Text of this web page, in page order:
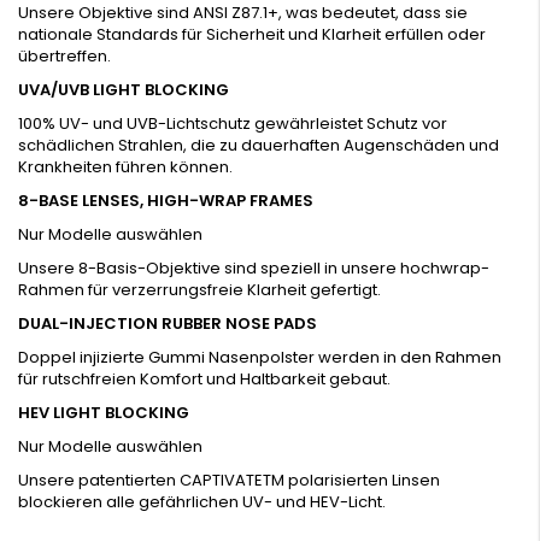
Unsere Objektive sind ANSI Z87.1+, was bedeutet, dass sie
nationale Standards für Sicherheit und Klarheit erfüllen oder
übertreffen.
UVA/UVB LIGHT BLOCKING
100% UV- und UVB-Lichtschutz gewährleistet Schutz vor
schädlichen Strahlen, die zu dauerhaften Augenschäden und
Krankheiten führen können.
8-BASE LENSES, HIGH-WRAP FRAMES
Nur Modelle auswählen
Unsere 8-Basis-Objektive sind speziell in unsere hochwrap-
Rahmen für verzerrungsfreie Klarheit gefertigt.
DUAL-INJECTION RUBBER NOSE PADS
Doppel injizierte Gummi Nasenpolster werden in den Rahmen
für rutschfreien Komfort und Haltbarkeit gebaut.
HEV LIGHT BLOCKING
Nur Modelle auswählen
Unsere patentierten CAPTIVATETM polarisierten Linsen
blockieren alle gefährlichen UV- und HEV-Licht.